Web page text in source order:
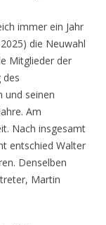
immer ein Jahr
die Neuwahl
Mitglieder der
des
und seinen
Am
Nach insgesamt
entschied Walter
Denselben
Martin